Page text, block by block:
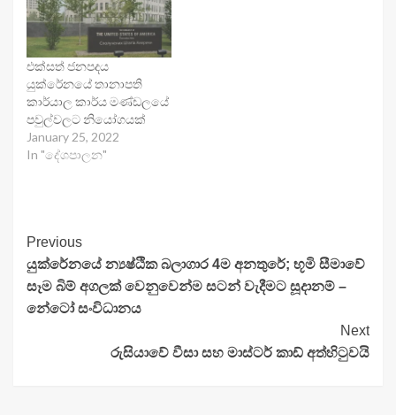
එක්සත් ජනපදය
යුක්රේනයේ තානාපති
කාර්යාල කාර්ය මණ්ඩලයේ
පවුල්වලට නියෝගයක්
January 25, 2022
In "දේශපාලන"
Continue
Reading
Previous
යුක්රේනයේ න්‍යෂ්ඨික බලාගාර 4ම අනතුරේ; භූමි සීමාවේ
සෑම බිම් අගලක් වෙනුවෙන්ම සටන් වැදීමට සූදානම් –
නේටෝ සංවිධානය
Next
රුසියාවේ වීසා සහ මාස්ටර් කාඩ් අත්හිටුවයි